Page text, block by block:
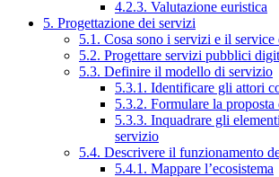
4.2.3. Valutazione euristica
5. Progettazione dei servizi
5.1. Cosa sono i servizi e il service
5.2. Progettare servizi pubblici
5.3. Definire il modello di servizio
5.3.1. Identificare gli attori
5.3.2. Formulare la
5.3.3. Inquadrare gli
servizio
5.4. Descrivere il funzionamento
5.4.1. Mappare l’ecosistema